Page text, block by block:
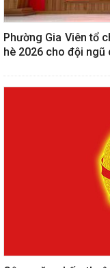
Phường Gia Viên tổ
hè 2026 cho đội ngũ